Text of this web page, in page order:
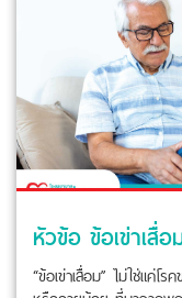
หัวข้อ ข้อเข่าเสื่
“ข้อเข่าเสื่อม” ไม่ใช่แค่